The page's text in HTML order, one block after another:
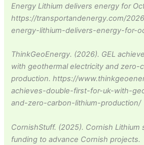
Energy Lithium delivers energy for
https://transportandenergy.com/
energy-lithium-delivers-energy-for-
ThinkGeoEnergy. (2026). GEL
with geothermal electricity and zero-
production. https://
achieves-double-first-for-uk-with-
and-zero-carbon-lithium-production/
CornishStuff. (2025). Cornish Lithium
funding to advance Cornish projects.